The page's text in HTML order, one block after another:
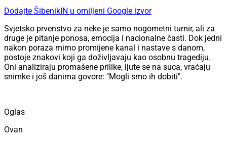
Dodajte ŠibenikIN u omiljeni Google izvor
Svjetsko prvenstvo za neke je samo nogometni turnir, ali za
druge je pitanje ponosa, emocija i nacionalne časti. Dok jedni
nakon poraza mirno promijene kanal i nastave s danom,
postoje znakovi koji ga doživljavaju kao osobnu tragediju.
Oni analiziraju promašene prilike, ljute se na suca, vraćaju
snimke i još danima govore: "Mogli smo ih dobiti".
Oglas
Ovan